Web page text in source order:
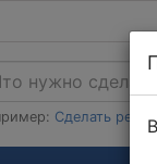
Сделать